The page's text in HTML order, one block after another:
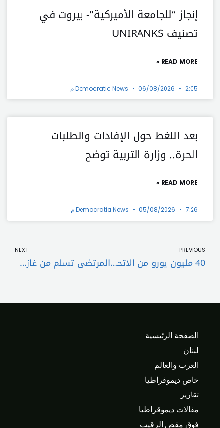
إنجاز “للجامعة الأميركية”- بيروت في
تصنيف UNIRANKS
READ MORE »
Democratia News 06/08/2026 2:05 م
بعد اللغط حول الإفادات والطلبات
الحرة.. وزارة التربية توضح
READ MORE »
Democratia News 05/08/2026 7:26 م
PREVIOUS
40 مليون يورو من الاتحاد الأوروبي لقطاع التعليم في لبنان
NEXT
المرتضى تسلم من غازي محمود نسخة عن اطروحته “الآفاق المالية والاقتصادية للثروة النفطية”
الصفحة الرئيسية
لبنان
العرب والعالم
خاص ديموقراطيا
تقارير
مقالات ديموقراطيا
فوق مقص الرقيب